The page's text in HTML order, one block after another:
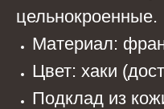
цельнокроенные.
Материал:
Цвет: хаки
Подклад из